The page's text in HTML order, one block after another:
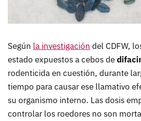
Según la investigación del CDFW,
estado expuestos a cebos de
rodenticida en cuestión, durante
tiempo para causar ese llamativo
su organismo interno. Las dosis
controlar los roedores no son